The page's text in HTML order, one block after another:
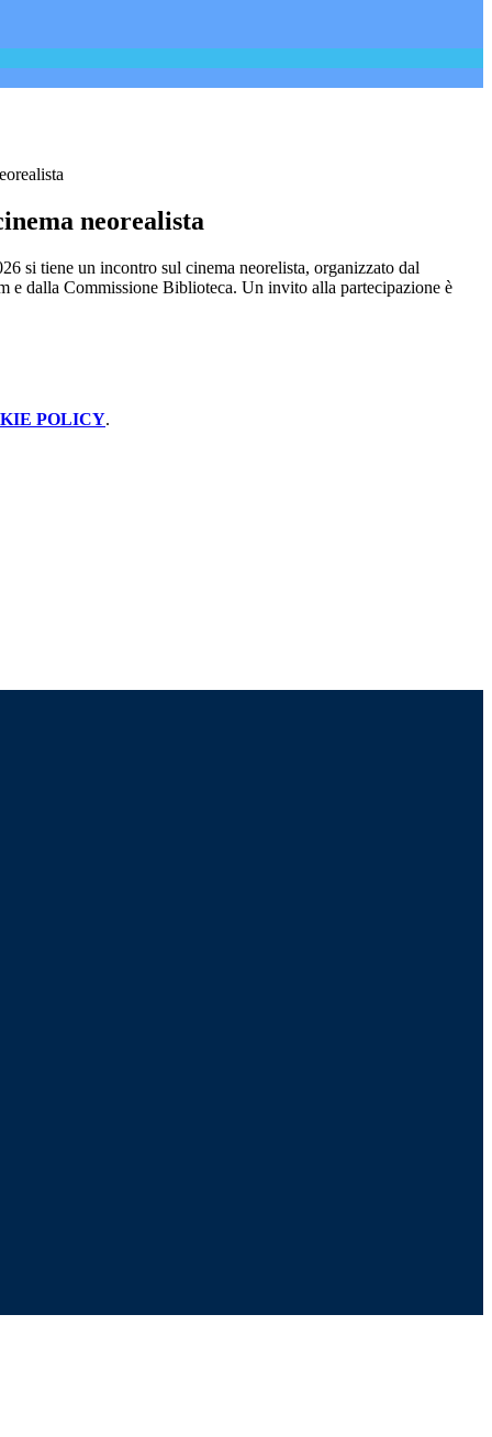
neorealista
si tiene un incontro sul cinema neorelista, organizzato dal
e dalla Commissione Biblioteca. Un invito alla partecipazione è
POLICY.